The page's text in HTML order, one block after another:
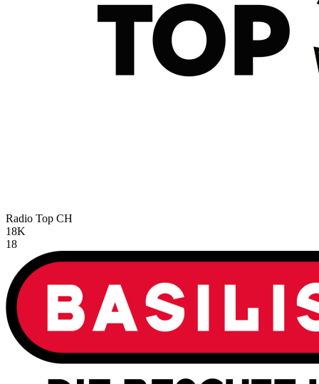
Radio Top CH
18K
18